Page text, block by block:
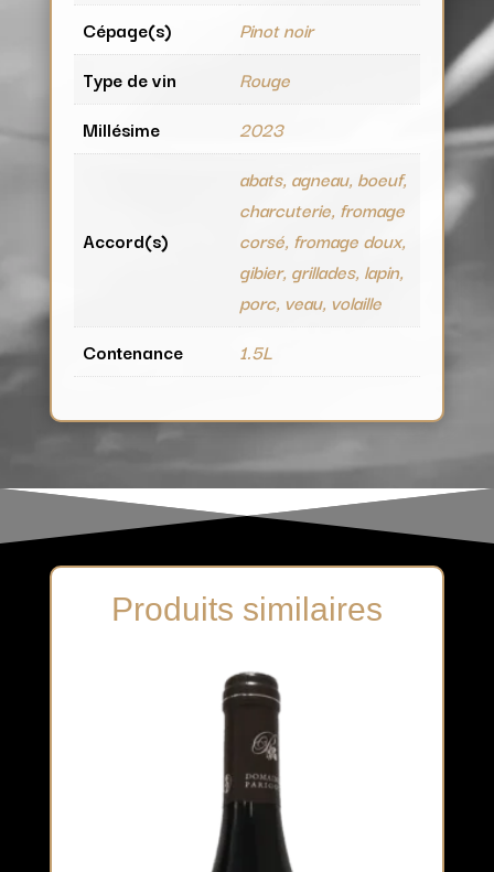
Cépage(s)
Pinot noir
Type de vin
Rouge
Millésime
2023
Accord(s)
abats, agneau, boeuf,
charcuterie, fromage
corsé, fromage doux,
gibier, grillades, lapin,
porc, veau, volaille
Contenance
1.5L
Produits similaires